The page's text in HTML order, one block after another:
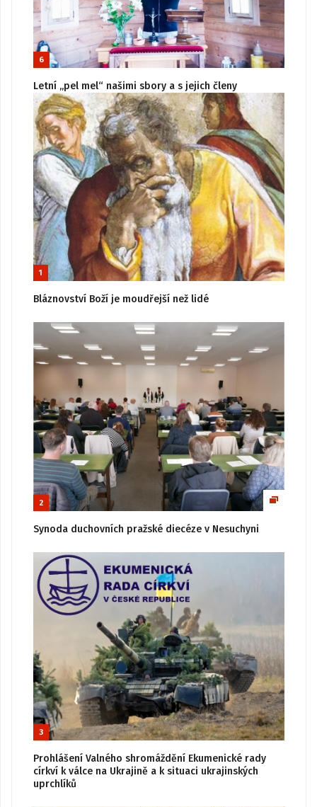
6
Letní „pel mel“ našimi sbory a s jejich členy
1
Bláznovství Boží je moudřejší než lidé
2
Synoda duchovních pražské diecéze v Nesuchyni
3
Prohlášení Valného shromáždění Ekumenické rady
církví k válce na Ukrajině a k situaci ukrajinských
uprchlíků